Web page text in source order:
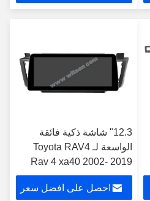
12.3" شاشة ذكية فائقة
الواسعة لـ Toyota RAV4
Rav 4 xa40 2002- 2019
مشغل ستيريو سيارات
احصل على افضل سعر